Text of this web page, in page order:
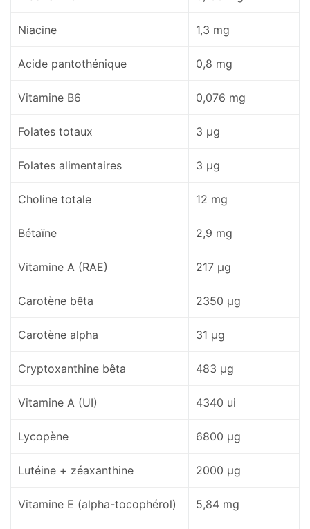
Niacine 1,3 mg
Acide pantothénique 0,8 mg
Vitamine B6 0,076 mg
Folates totaux 3 µg
Folates alimentaires 3 µg
Choline totale 12 mg
Bétaïne 2,9 mg
Vitamine A (RAE) 217 µg
Carotène bêta 2350 µg
Carotène alpha 31 µg
Cryptoxanthine bêta 483 µg
Vitamine A (UI) 4340 ui
Lycopène 6800 µg
Lutéine + zéaxanthine 2000 µg
Vitamine E (alpha-tocophérol) 5,84 mg